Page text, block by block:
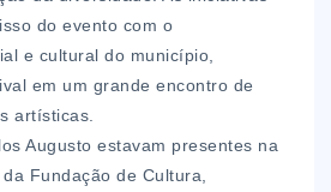
do evento com o
e cultural do município,
em um grande encontro de
artísticas.
Augusto estavam presentes na
Fundação de Cultura,